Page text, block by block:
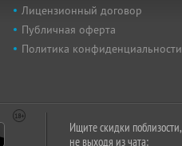
Лицензионный договор
Публичная оферта
Политика конфиденциальности
Ищите скидки поблизости,
не выходя из чата: